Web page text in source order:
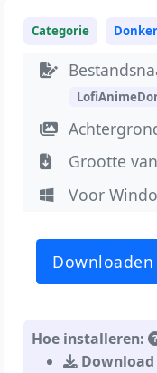
Categorie
Grootte
Voor
Downloaden
Hoe installeren: